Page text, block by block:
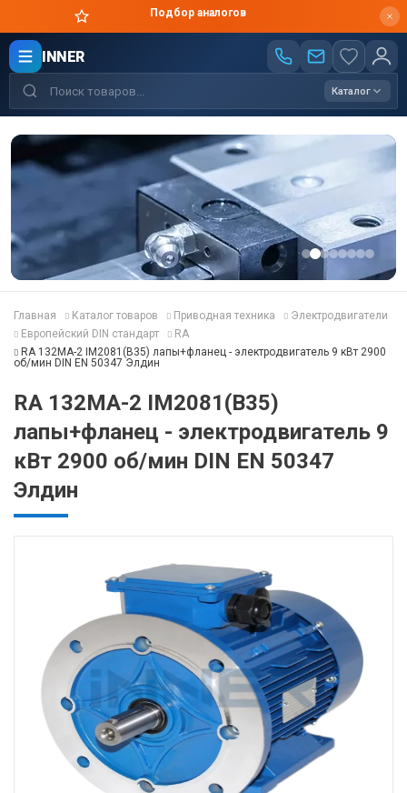
Цены производителя
INNER
Каталог
Главная Каталог товаров Приводная техника
Электродвигатели
Европейский DIN стандарт
RA
RA 132MA-2 IM2081(B35) лапы+фланец - электродвигатель 9 кВт 2900
об/мин DIN EN 50347 Элдин
RA 132MA-2 IM2081(B35)
лапы+фланец - электродвигатель 9
кВт 2900 об/мин DIN EN 50347
Элдин